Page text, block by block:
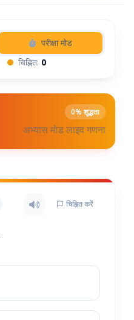
परीक्षा मोड
चिह्नित: 0
0% शुद्धता
अभ्यास मोड लाइव गणना
चिह्नित करें